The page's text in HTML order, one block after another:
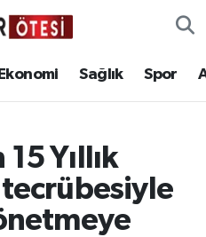
Ekonomi Sağlık Spor
Yıllık
Haritası